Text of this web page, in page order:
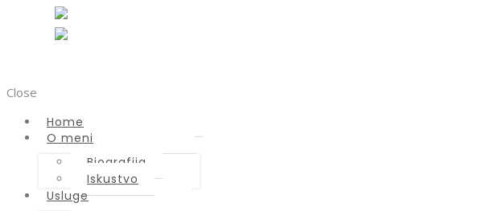
Usluge
Trening
Close
Home
O meni
Biografija
Iskustvo
Usluge